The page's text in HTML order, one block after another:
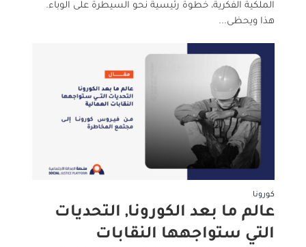
الملكية الفكرية، خطوة رئيسية نحو السيطرة على الوباء.
هذا ويحظى...
كورونا
عالم ما بعد الكورونا, التحديات
التي ستواجهها النقابات